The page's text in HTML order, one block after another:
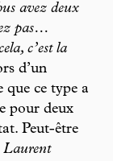
avez deux
pas…
c’est la
d’un
que ce type a
pour deux
Peut-être
Laurent